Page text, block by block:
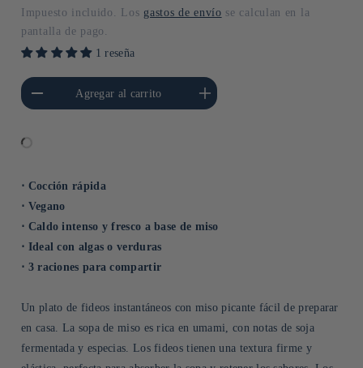
Impuesto incluido. Los gastos de envío se calculan en la
pantalla de pago.
1 reseña
para Default
Title
Agregar al carrito
Aumentar cantidad para Default
Title
⋅ Cocción rápida
⋅ Vegano
⋅ Caldo intenso y fresco a base de miso
⋅ Ideal con algas o verduras
⋅ 3 raciones para compartir
Un plato de fideos instantáneos con miso picante fácil de preparar
en casa. La sopa de miso es rica en umami, con notas de soja
fermentada y especias. Los fideos tienen una textura firme y